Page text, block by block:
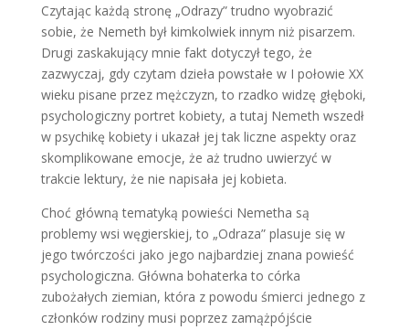
Czytając każdą stronę „Odrazy” trudno wyobrazić
sobie, że Nemeth był kimkolwiek innym niż pisarzem.
Drugi zaskakujący mnie fakt dotyczył tego, że
zazwyczaj, gdy czytam dzieła powstałe w I połowie XX
wieku pisane przez mężczyzn, to rzadko widzę głęboki,
psychologiczny portret kobiety, a tutaj Nemeth wszedł
w psychikę kobiety i ukazał jej tak liczne aspekty oraz
skomplikowane emocje, że aż trudno uwierzyć w
trakcie lektury, że nie napisała jej kobieta.
Choć główną tematyką powieści Nemetha są
problemy wsi węgierskiej, to „Odraza” plasuje się w
jego twórczości jako jego najbardziej znana powieść
psychologiczna. Główna bohaterka to córka
zubożałych ziemian, która z powodu śmierci jednego z
członków rodziny musi poprzez zamążpójście